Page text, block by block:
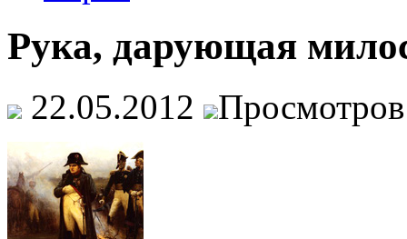
Рука, дарующая
22.05.2012